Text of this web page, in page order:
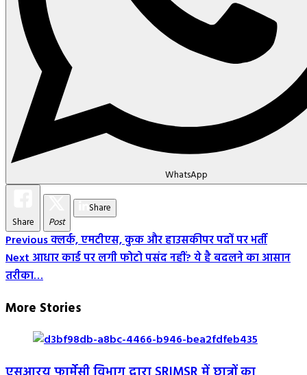
WhatsApp
Share Post
Share
Post
Navigation
Previousक्लर्क, एमटीएस, कुक और हाउसकीपर पदों पर भर्ती
Nextआधार कार्ड पर लगी फोटो पसंद नहीं? ये है बदलने का आसान
तरीका…
More Stories